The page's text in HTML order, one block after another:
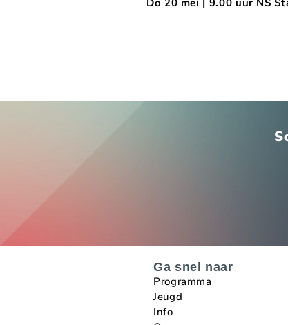
Ga snel naar
Programma
Jeugd
Info